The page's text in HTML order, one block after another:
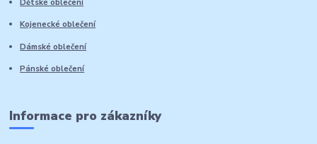
Dětské oblečení
Kojenecké oblečení
Dámské oblečení
Pánské oblečení
Informace pro zákazníky